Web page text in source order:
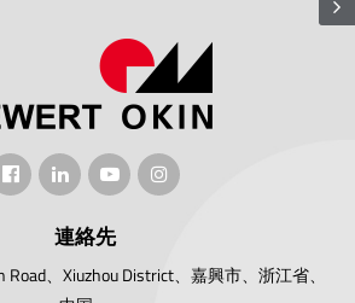
連絡先
Road、Xiuzhou District、嘉興市、浙江省、